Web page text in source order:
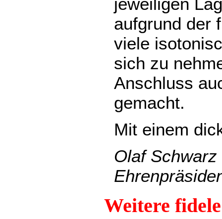
aufgrund der
viele
sich zu
Anschluss
gemacht.
Mit einem
Olaf Schwarz
Weitere